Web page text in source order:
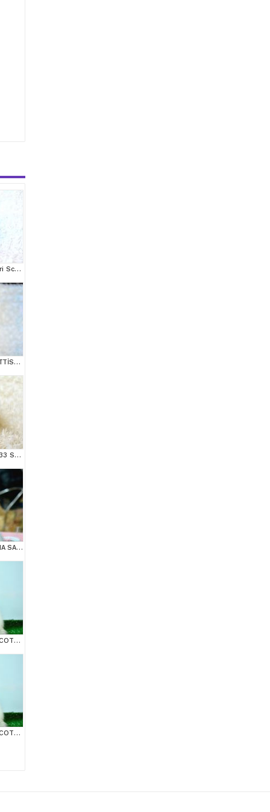
Muhteşem Top Kafa Gri Scottish Fold
POFUDUK SİLVER SCOTTİSH FOLD
MAS MAVİ GÖZLÜ NS1133 SCOTTİSH FOLD erkek
MUHTEŞEM YÜZ HATINA SAHİP SİLVER SCOTTİSH FOLD
BEM BEYAZ NS 11 33 SCOTTİSH FOLD
BEM BEYAZ NS 11 33 SCOTTİSH FOLD